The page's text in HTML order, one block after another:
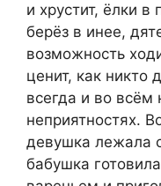
и хрустит, ёлки
берёз в инее,
возможность
ценит, как никто
всегда и во всём
неприятностях.
девушка лежала
бабушка